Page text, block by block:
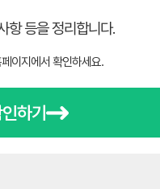
항 등을 정리합니다.
이지에서 확인하세요.
하기